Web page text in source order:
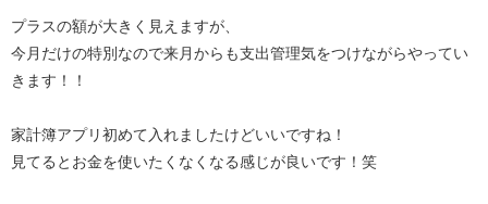
プラスの額が大きく見えますが、
今月だけの特別なので来月からも支出管理気をつけながらやってい
きます！！
家計簿アプリ初めて入れましたけどいいですね！
見てるとお金を使いたくなくなる感じが良いです！笑